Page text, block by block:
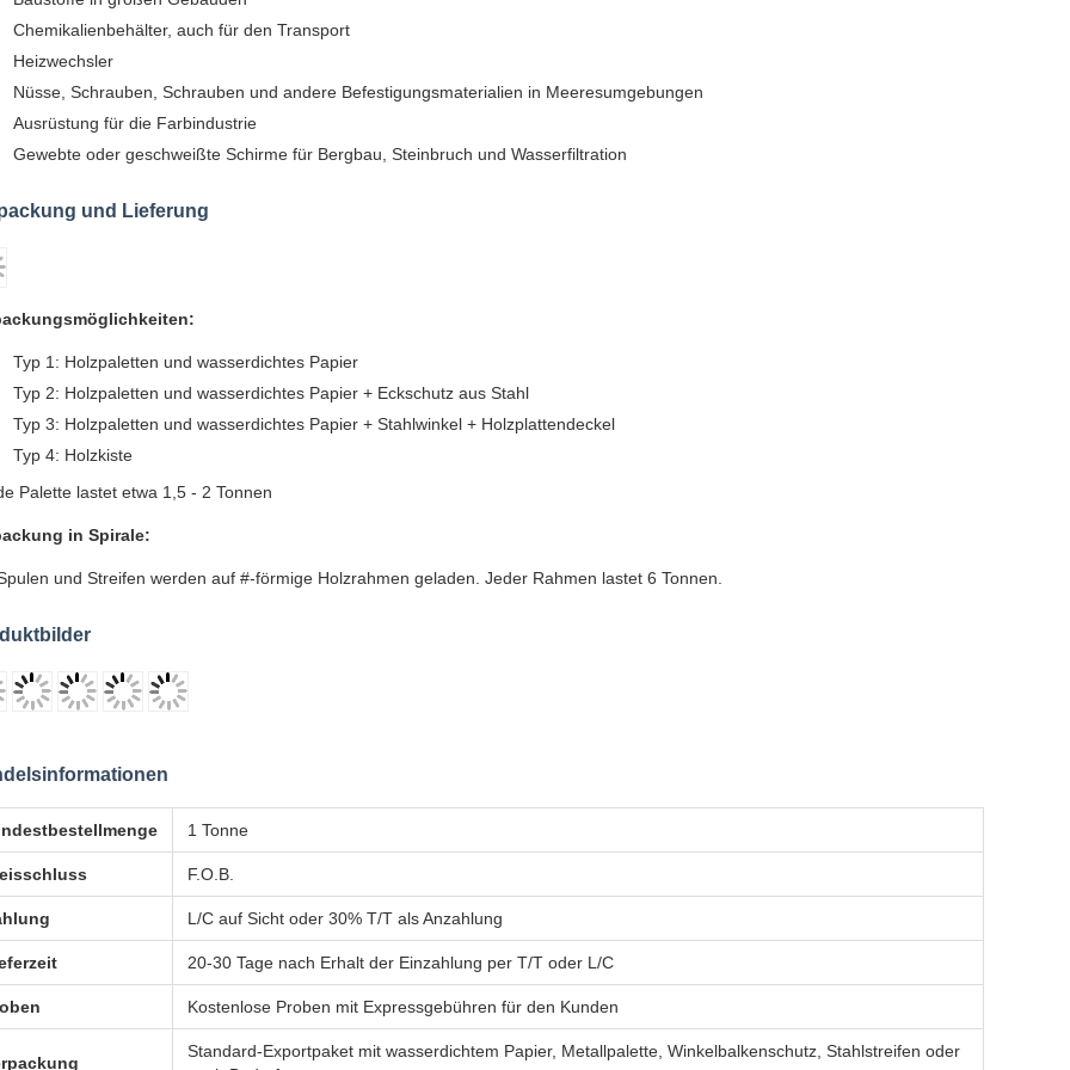
Chemikalienbehälter, auch für den Transport
Heizwechsler
Nüsse, Schrauben, Schrauben und andere Befestigungsmaterialien in Meeresumgebungen
Ausrüstung für die Farbindustrie
Gewebte oder geschweißte Schirme für Bergbau, Steinbruch und Wasserfiltration
und Lieferung
Typ 1: Holzpaletten und wasserdichtes Papier
Typ 2: Holzpaletten und wasserdichtes Papier + Eckschutz aus Stahl
Typ 3: Holzpaletten und wasserdichtes Papier + Stahlwinkel + Holzplattendeckel
Typ 4: Holzkiste
Palette lastet etwa 1,5 - 2 Tonnen
in Spirale:
und Streifen werden auf #-förmige Holzrahmen geladen. Jeder Rahmen lastet 6 Tonnen.
1 Tonne
F.O.B.
L/C auf Sicht oder 30% T/T als Anzahlung
20-30 Tage nach Erhalt der Einzahlung per T/T oder L/C
Kostenlose Proben mit Expressgebühren für den Kunden
Standard-Exportpaket mit wasserdichtem Papier, Metallpalette, Winkelbalkenschutz, Stahlstreifen oder